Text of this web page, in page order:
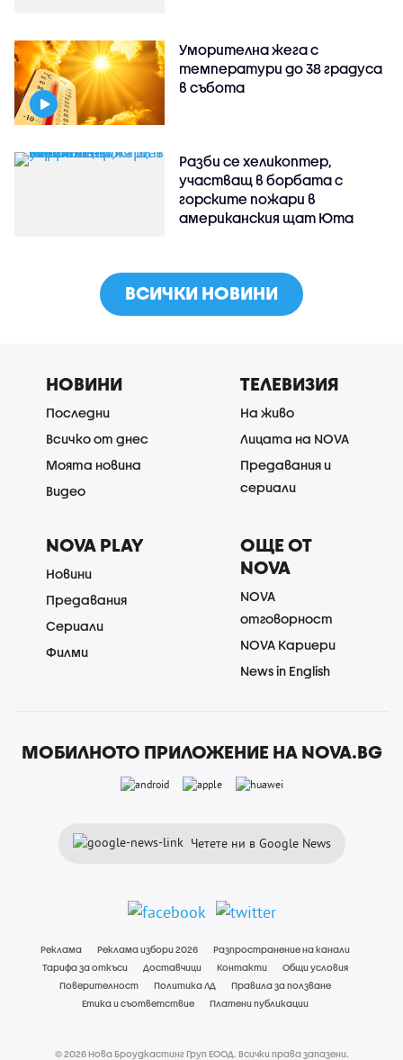
Уморителна жега с
температури до 38 градуса
в събота
Разби се хеликоптер,
участващ в борбата с
горските пожари в
американския щат Юта
ВСИЧКИ НОВИНИ
НОВИНИ
Последни
Всичко от днес
Моята новина
Видео
ТЕЛЕВИЗИЯ
На живо
Лицата на NOVA
Предавания и
сериали
NOVA PLAY
Новини
Предавания
Сериали
Филми
ОЩЕ ОТ
NOVA
NOVA
отговорност
NOVA Кариери
News in English
МОБИЛНОТО ПРИЛОЖЕНИЕ НА NOVA.BG
Четете ни в Google News
Реклама Реклама избори 2026
Разпространение на канали
Тарифа за откъси
Доставчици Контакти
Общи условия
Поверителност
Политика ЛД
Правила за ползване
Етика и съответствие
Платени публикации
© 2026 Нова Броудкастинг Груп ЕООД. Всички права запазени.